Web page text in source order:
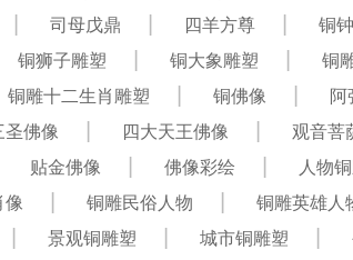
司母戊鼎 四羊方尊 铜
铜狮子雕塑 铜大象雕塑 铜
铜雕十二生肖雕塑 铜佛像 阿
圣佛像 四大天王佛像 观音菩
贴金佛像 佛像彩绘 人物
像 铜雕民俗人物 铜雕英雄人
景观铜雕塑 城市铜雕塑